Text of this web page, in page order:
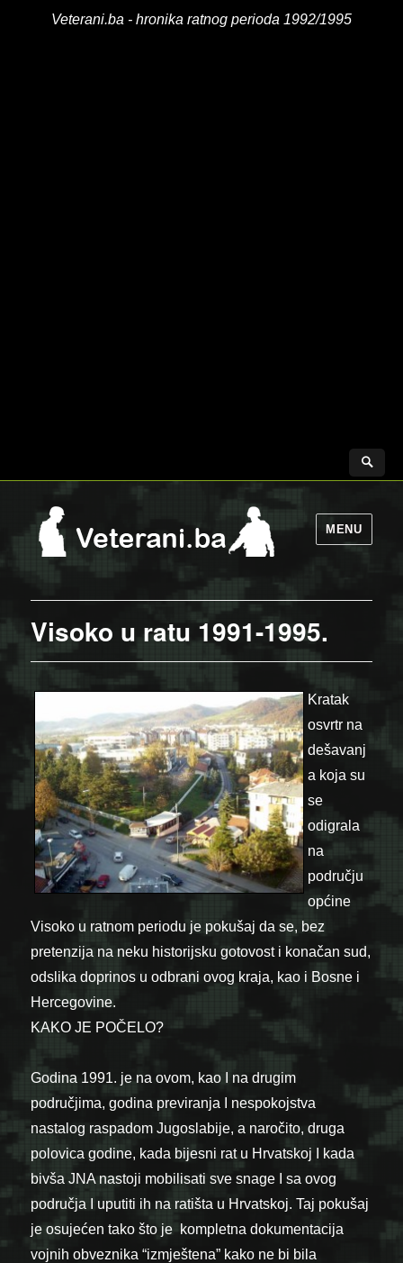
Veterani.ba - hronika ratnog perioda 1992/1995
MENU
Visoko u ratu 1991-1995.
Kratak
osvrtr na
dešavanj
a koja su
se
odigrala
na
području
općine
Visoko u ratnom periodu je pokušaj da se, bez
pretenzija na neku historijsku gotovost i konačan sud,
odslika doprinos u odbrani ovog kraja, kao i Bosne i
Hercegovine.
KAKO JE POČELO?
Godina 1991. je na ovom, kao I na drugim
područjima, godina previranja I nespokojstva
nastalog raspadom Jugoslabije, a naročito, druga
polovica godine, kada bijesni rat u Hrvatskoj I kada
bivša JNA nastoji mobilisati sve snage I sa ovog
područja I uputiti ih na ratišta u Hrvatskoj. Taj pokušaj
je osujećen tako što je kompletna dokumentacija
vojnih obveznika “izmještena” kako ne bi bila